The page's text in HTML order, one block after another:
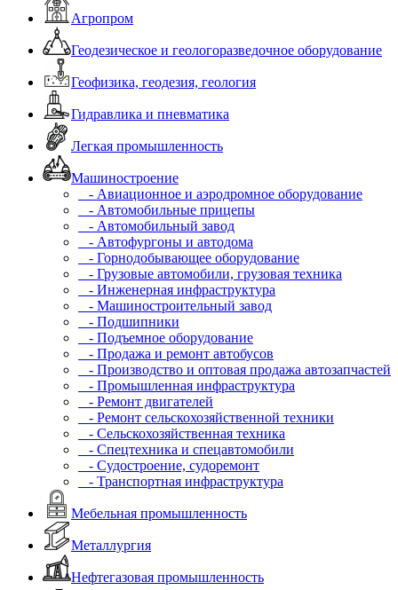
Агропром
Геодезическое и геологоразведочное оборудование
Геофизика, геодезия, геология
Гидравлика и пневматика
Легкая промышленность
Машиностроение
- Авиационное и аэродромное оборудование
- Автомобильные прицепы
- Автомобильный завод
- Автофургоны и автодома
- Горнодобывающее оборудование
- Грузовые автомобили, грузовая техника
- Инженерная инфраструктура
- Машиностроительный завод
- Подшипники
- Подъемное оборудование
- Продажа и ремонт автобусов
- Производство и оптовая продажа автозапчастей
- Промышленная инфраструктура
- Ремонт двигателей
- Ремонт сельскохозяйственной техники
- Сельскохозяйственная техника
- Спецтехника и спецавтомобили
- Судостроение, судоремонт
- Транспортная инфраструктура
Мебельная промышленность
Металлургия
Нефтегазовая промышленность